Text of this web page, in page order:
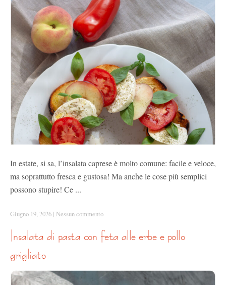
In estate, si sa, l’insalata caprese è molto comune: facile e veloce,
ma soprattutto fresca e gustosa! Ma anche le cose più semplici
possono stupire! Ce ...
Giugno 19, 2026 | Nessun commento
insalata di pasta con feta alle erbe e pollo
grigliato